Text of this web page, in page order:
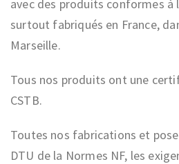
avec des produits conformes à
surtout fabriqués en France,
Marseille.
Tous nos produits ont une
CSTB.
Toutes nos fabrications et
DTU de la Normes NF, les